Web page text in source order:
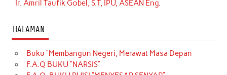
Ir. Amril Taufik Gobel, S.T, IPU, ASEAN Eng.
HALAMAN
Buku “Membangun Negeri, Merawat Masa Depan
F.A.Q BUKU “NARSIS”